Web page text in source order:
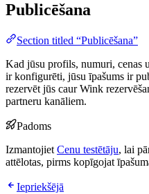
Publicēšana
Section titled “Publicēšana”
Kad jūsu profils, numuri, cenas
ir konfigurēti, jūsu īpašums ir
rezervēt jūs caur Wink
partneru kanāliem.
Padoms
Izmantojiet Cenu testētāju, lai
attēlotas, pirms kopīgojat
Iepriekšējā